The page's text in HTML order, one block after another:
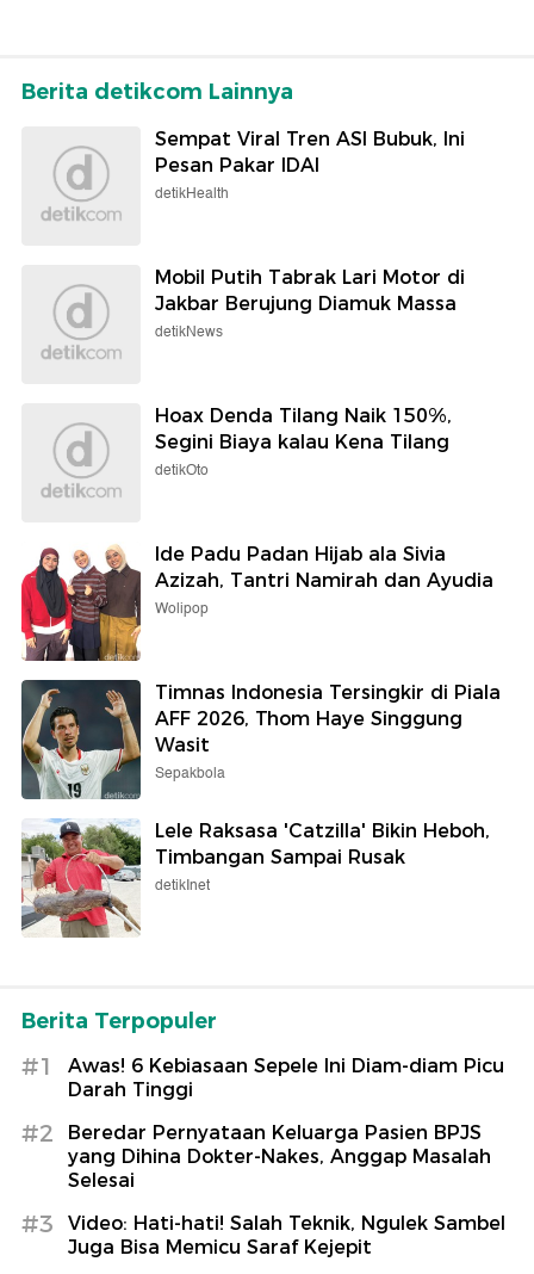
Berita detikcom Lainnya
Sempat Viral Tren ASI Bubuk, Ini
Pesan Pakar IDAI
detikHealth
Mobil Putih Tabrak Lari Motor di
Jakbar Berujung Diamuk Massa
detikNews
Hoax Denda Tilang Naik 150%,
Segini Biaya kalau Kena Tilang
detikOto
Ide Padu Padan Hijab ala Sivia
Azizah, Tantri Namirah dan Ayudia
Wolipop
Timnas Indonesia Tersingkir di Piala
AFF 2026, Thom Haye Singgung
Wasit
Sepakbola
Lele Raksasa 'Catzilla' Bikin Heboh,
Timbangan Sampai Rusak
detikInet
Berita Terpopuler
#1
Awas! 6 Kebiasaan Sepele Ini Diam-diam Picu
Darah Tinggi
#2
Beredar Pernyataan Keluarga Pasien BPJS
yang Dihina Dokter-Nakes, Anggap Masalah
Selesai
#3
Video: Hati-hati! Salah Teknik, Ngulek Sambel
Juga Bisa Memicu Saraf Kejepit